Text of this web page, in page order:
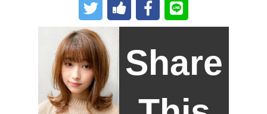
Share